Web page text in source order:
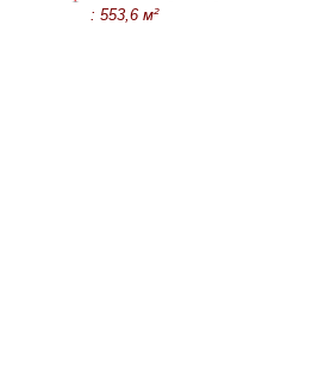
: 553,6 м²